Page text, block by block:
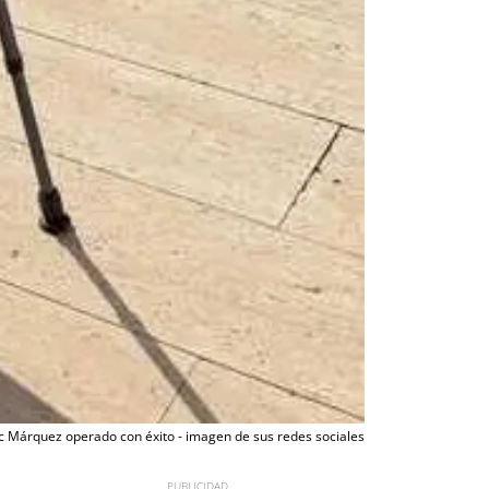
Márquez operado con éxito - imagen de sus redes sociales